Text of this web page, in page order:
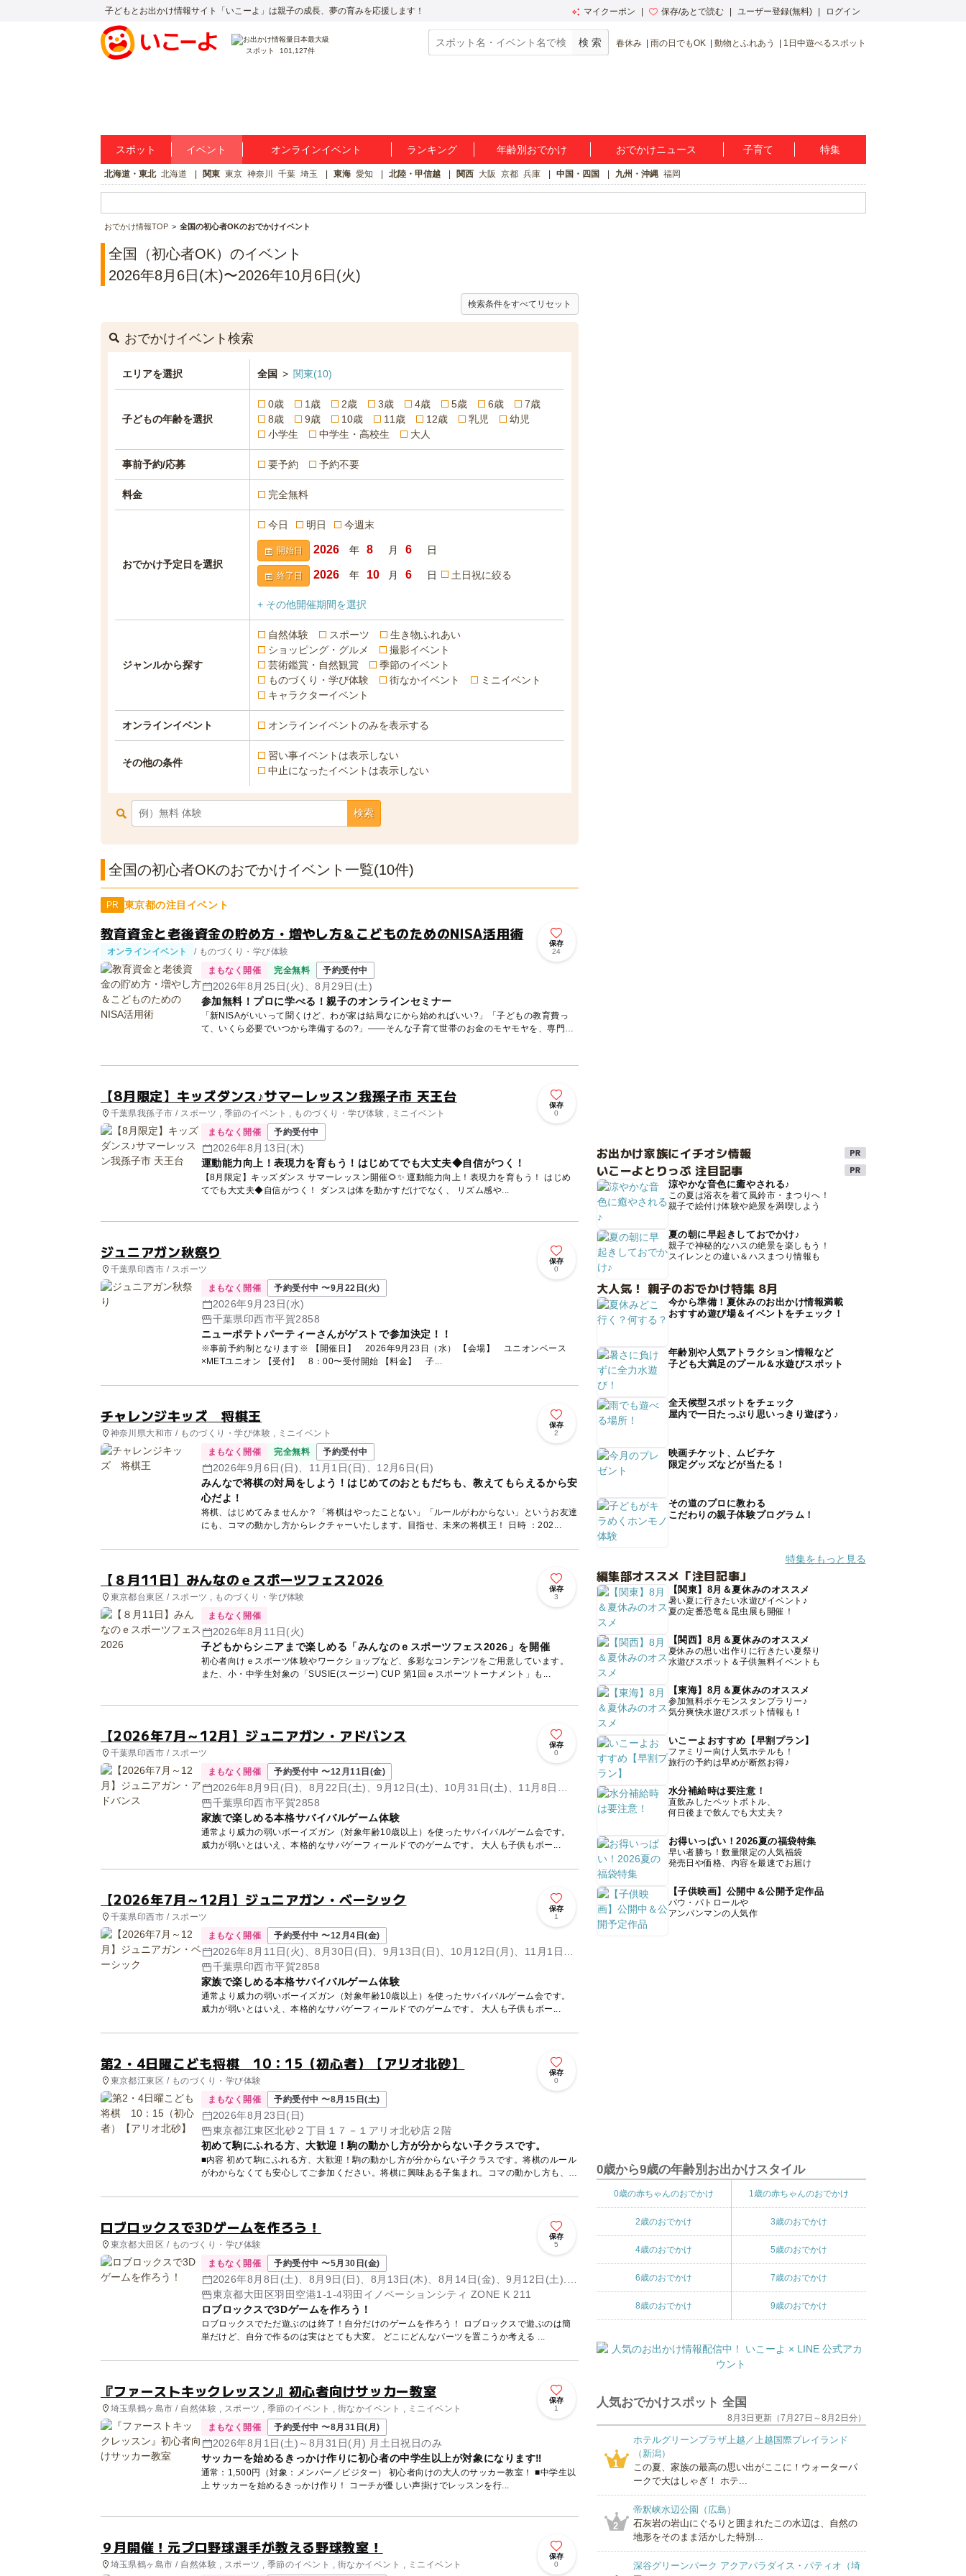
子どもとお出かけ情報サイト「いこーよ」は親子の成長、夢の育みを応援します！ マイクーポン 保存/あとで読む ユーザー登録(無料) ログイン
スポット 101,127件
春休み 雨の日でもOK 動物とふれあう 1日中遊べるスポット
スポット イベント オンラインイベント ランキング 年齢別おでかけ おでかけニュース 子育て 特集
北海道・東北 北海道 関東 東京 神奈川 千葉 埼玉 東海 愛知 北陸・甲信越 関西 大阪 京都 兵庫 中国・四国 九州・沖縄 福岡
おでかけ情報TOP 全国の初心者OKのおでかけイベント
全国（初心者OK）のイベント
2026年8月6日(木)〜2026年10月6日(火)
検索条件をすべてリセット
おでかけイベント検索
エリアを選択 全国 > 関東(10)
子どもの年齢を選択
0歳 1歳 2歳 3歳 4歳 5歳 6歳
7歳
8歳
9歳 10歳 11歳 12歳 乳児
幼児
小学生
中学生・高校生 大人
事前予約/応募 要予約 予約不要
料金 完全無料
おでかけ予定日を選択
今日 明日 今週末
開始日 年 月 日
終了日 年 月 日 土日祝に絞る
+ その他開催期間を選択
ジャンルから探す
自然体験 スポーツ
生き物ふれあい
ショッピング・グルメ
撮影イベント
芸術鑑賞・自然観賞
季節のイベント
ものづくり・学び体験
街なかイベント
ミニイベント
キャラクターイベント
オンラインイベント オンラインイベントのみを表示する
その他の条件
習い事イベントは表示しない
中止になったイベントは表示しない
検索
全国の初心者OKのおでかけイベント一覧(10件)
PR 東京都の注目イベント
教育資金と老後資金の貯め方・増やし方＆こどものためのNISA活用術
オンラインイベント / ものづくり・学び体験
保存
24
まもなく開催 完全無料 予約受付中
2026年8月25日(火)、8月29日(土)
参加無料！プロに学べる！親子のオンラインセミナー
「新NISAがいいって聞くけど、わが家は結局なにから始めればいい?」「子どもの教育費っ
て、いくら必要でいつから準備するの?」——そんな子育て世帯のお金のモヤモヤを、専門の
【8月限定】キッズダンス♪サマーレッスン我孫子市 天王台
千葉県我孫子市 / スポーツ , 季節のイベント , ものづくり・学び体験 , ミニイベント
保存
0
まもなく開催 予約受付中
2026年8月13日(木)
運動能力向上！表現力を育もう！はじめてでも大丈夫◆自信がつく！
【8月限定】キッズダンス サマーレッスン開催🌻✨ 運動能力向上！表現力を育もう！ はじめ
てでも大丈夫◆自信がつく！ ダンスは体を動かすだけでなく、 リズム感や...
ジュニアガン秋祭り
千葉県印西市 / スポーツ
保存
0
まもなく開催 予約受付中 〜9月22日(火)
2026年9月23日(水)
千葉県印西市平賀2858
ニューポテトパーティーさんがゲストで参加決定！！
※事前予約制となります※ 【開催日】 2026年9月23日（水） 【会場】 ユニオンベース
×METユニオン 【受付】 8：00〜受付開始 【料金】 子...
チャレンジキッズ 将棋王
神奈川県大和市 / ものづくり・学び体験 , ミニイベント
保存
2
まもなく開催 完全無料 予約受付中
2026年9月6日(日)、11月1日(日)、12月6日(日)
みんなで将棋の対局をしよう！はじめてのおともだちも、教えてもらえるから安
心だよ！
将棋、はじめてみませんか？「将棋はやったことない」「ルールがわからない」というお友達
にも、コマの動かし方からレクチャーいたします。目指せ、未来の将棋王！ 日時 ：202...
【８月11日】みんなのｅスポーツフェス2026
東京都台東区 / スポーツ , ものづくり・学び体験
保存
3
まもなく開催
2026年8月11日(火)
子どもからシニアまで楽しめる「みんなのｅスポーツフェス2026」を開催
初心者向けｅスポーツ体験やワークショップなど、多彩なコンテンツをご用意しています。
また、小・中学生対象の「SUSIE(スージー) CUP 第1回ｅスポーツトーナメント」も...
【2026年7月～12月】ジュニアガン・アドバンス
千葉県印西市 / スポーツ
保存
0
まもなく開催 予約受付中 〜12月11日(金)
2026年8月9日(日)、8月22日(土)、9月12日(土)、10月31日(土)、11月8日
(日)...他
千葉県印西市平賀2858
家族で楽しめる本格サバイバルゲーム体験
通常より威力の弱いボーイズガン（対象年齢10歳以上）を使ったサバイバルゲーム会です。
威力が弱いとはいえ、本格的なサバゲーフィールドでのゲームです。 大人も子供もボー...
【2026年7月～12月】ジュニアガン・ベーシック
千葉県印西市 / スポーツ
保存
1
まもなく開催 予約受付中 〜12月4日(金)
2026年8月11日(火)、8月30日(日)、9月13日(日)、10月12日(月)、11月1日
(日)...他
千葉県印西市平賀2858
家族で楽しめる本格サバイバルゲーム体験
通常より威力の弱いボーイズガン（対象年齢10歳以上）を使ったサバイバルゲーム会です。
威力が弱いとはいえ、本格的なサバゲーフィールドでのゲームです。 大人も子供もボー...
第2・4日曜こども将棋 10：15（初心者）【アリオ北砂】
東京都江東区 / ものづくり・学び体験
保存
0
まもなく開催 予約受付中 〜8月15日(土)
2026年8月23日(日)
東京都江東区北砂２丁目１７－１アリオ北砂店２階
初めて駒にふれる方、大歓迎！駒の動かし方が分からない子クラスです。
■内容 初めて駒にふれる方、大歓迎！駒の動かし方が分からない子クラスです。将棋のルール
がわからなくても安心してご参加ください。将棋に興味ある子集まれ。コマの動かし方も、ル
ロブロックスで3Dゲームを作ろう！
東京都大田区 / ものづくり・学び体験
保存
5
まもなく開催 予約受付中 〜5月30日(金)
2026年8月8日(土)、8月9日(日)、8月13日(木)、8月14日(金)、9月12日(土)...
他
東京都大田区羽田空港1-1-4羽田イノベーションシティ ZONE K 211
ロブロックスで3Dゲームを作ろう！
ロブロックスでただ遊ぶのは終了！自分だけのゲームを作ろう！ ロブロックスで遊ぶのは簡
単だけど、自分で作るのは実はとても大変。 どこにどんなパーツを置こうか考える ...
『ファーストキックレッスン』初心者向けサッカー教室
埼玉県鶴ヶ島市 / 自然体験 , スポーツ , 季節のイベント , 街なかイベント , ミニイベント
保存
1
まもなく開催 予約受付中 〜8月31日(月)
2026年8月1日(土)～8月31日(月) 月土日祝日のみ
サッカーを始めるきっかけ作りに初心者の中学生以上が対象になります‼
通常：1,500円（対象：メンバー／ビジター） 初心者向けの大人のサッカー教室！ ■中学生以
上 サッカーを始めるきっかけ作り！ コーチが優しい声掛けでレッスンを行...
９月開催！元プロ野球選手が教える野球教室！
埼玉県鶴ヶ島市 / 自然体験 , スポーツ , 季節のイベント , 街なかイベント , ミニイベント
保存
0
お出かけ家族にイチオシ情報
いこーよとりっぷ 注目記事
涼やかな音色に癒やされる♪
この夏は浴衣を着て風鈴市・まつりへ！
親子で絵付け体験や絶景を満喫しよう
夏の朝に早起きしておでかけ♪
親子で神秘的なハスの絶景を楽しもう！
スイレンとの違い＆ハスまつり情報も
大人気！ 親子のおでかけ特集 8月
今から準備！夏休みのお出かけ情報満載
おすすめ遊び場＆イベントをチェック！
年齢別や人気アトラクション情報など
子ども大満足のプール＆水遊びスポット
全天候型スポットをチェック
屋内で一日たっぷり思いっきり遊ぼう♪
映画チケット、ムビチケ
限定グッズなどが当たる！
その道のプロに教わる
こだわりの親子体験プログラム！
特集をもっと見る
編集部オススメ「注目記事」
【関東】8月＆夏休みのオススメ
暑い夏に行きたい水遊びイベント♪
夏の定番恐竜＆昆虫展も開催！
【関西】8月＆夏休みのオススメ
夏休みの思い出作りに行きたい夏祭り
水遊びスポット＆子供無料イベントも
【東海】8月＆夏休みのオススメ
参加無料ポケモンスタンプラリー♪
気分爽快水遊びスポット情報も！
いこーよおすすめ【早割プラン】
ファミリー向け人気ホテルも！
旅行の予約は早めが断然お得♪
水分補給時は要注意！
直飲みしたペットボトル、
何日後まで飲んでも大丈夫？
お得いっぱい！2026夏の福袋特集
早い者勝ち！数量限定の人気福袋
発売日や価格、内容を最速でお届け
【子供映画】公開中＆公開予定作品
パウ・パトロールや
アンパンマンの人気作
0歳から9歳の年齢別お出かけスタイル
0歳の赤ちゃんのおでかけ 1歳の赤ちゃんのおでかけ
2歳のおでかけ 3歳のおでかけ
4歳のおでかけ 5歳のおでかけ
6歳のおでかけ 7歳のおでかけ
8歳のおでかけ 9歳のおでかけ
人気おでかけスポット 全国
8月3日更新（7月27日～8月2日分）
1
ホテルグリーンプラザ上越／上越国際プレイランド
（新潟）
この夏、家族の最高の思い出がここに！ウォーターパ
ークで大はしゃぎ！ ホテ...
2
帝釈峡水辺公園（広島）
石灰岩の岩山にぐるりと囲まれたこの水辺は、自然の
地形をそのまま活かした特別...
深谷グリーンパーク アクアパラダイス・パティオ（埼